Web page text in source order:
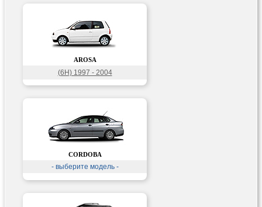
AROSA
(6H) 1997 - 2004
CORDOBA
- выберите модель -